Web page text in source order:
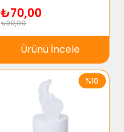
₺70,00
₺90,00
Ürünü İncele
%10